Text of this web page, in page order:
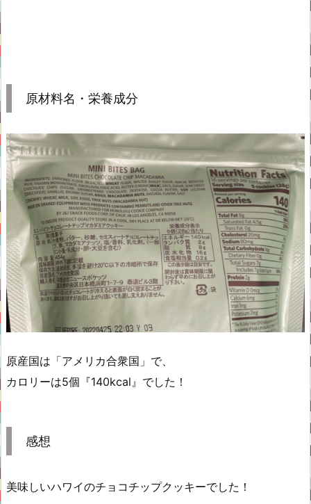
原材料名・栄養成分
原産国は「アメリカ合衆国」で、
カロリーは5個『140kcal』でした！
感想
美味しいハワイのチョコチップクッキーでした！